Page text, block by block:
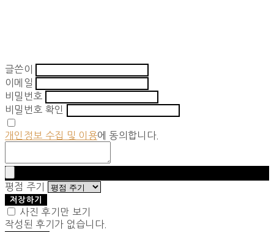
글쓴이
이메일
비밀번호
비밀번호 확인
개인정보 수집 및 이용에 동의합니다.
평점 주기
저장하기
사진 후기만 보기
작성된 후기가 없습니다.